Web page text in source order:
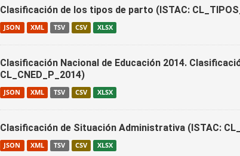
Clasificación de los tipos de parto (ISTAC:
JSON XML TSV CSV XLSX
Clasificación Nacional de Educación 2014.
CL_CNED_P_2014)
JSON XML TSV CSV XLSX
Clasificación de Situación Administrativa (ISTAC:
JSON XML TSV CSV XLSX